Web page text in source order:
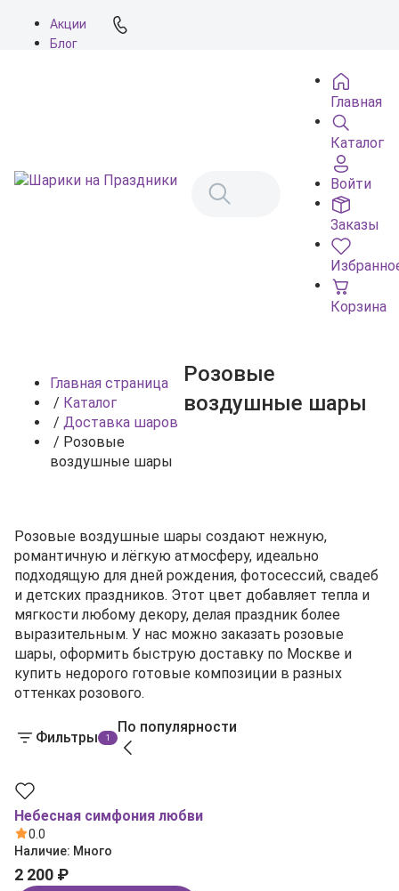
Акции
Блог
Главная
Каталог
Войти
Заказы
Корзина
Главная страница
/ Каталог
/ Доставка шаров
/ Розовые
воздушные шары
Розовые
воздушные шары
Розовые воздушные шары создают нежную,
романтичную и лёгкую атмосферу, идеально
подходящую для дней рождения, фотосессий, свадеб
и детских праздников. Этот цвет добавляет тепла и
мягкости любому декору, делая праздник более
выразительным. У нас можно заказать розовые
шары, оформить быструю доставку по Москве и
купить недорого готовые композиции в разных
оттенках розового.
Фильтры 1
По популярности
Небесная симфония любви
0.0
Наличие: Много
2 200 ₽